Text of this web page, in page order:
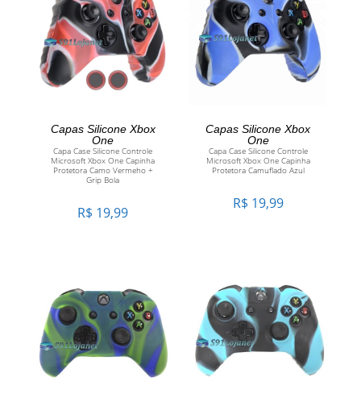
ADICIONAR AO
CARRINHO
Capas Silicone Xbox
One
Capa Case Silicone Controle
Microsoft Xbox One Capinha
Protetora Camo Vermeho +
Grip Bola
R$ 19,99
ADICIONAR AO
CARRINHO
Capas Silicone Xbox
One
Capa Case Silicone Controle
Microsoft Xbox One Capinha
Protetora Camuflado Azul
R$ 19,99